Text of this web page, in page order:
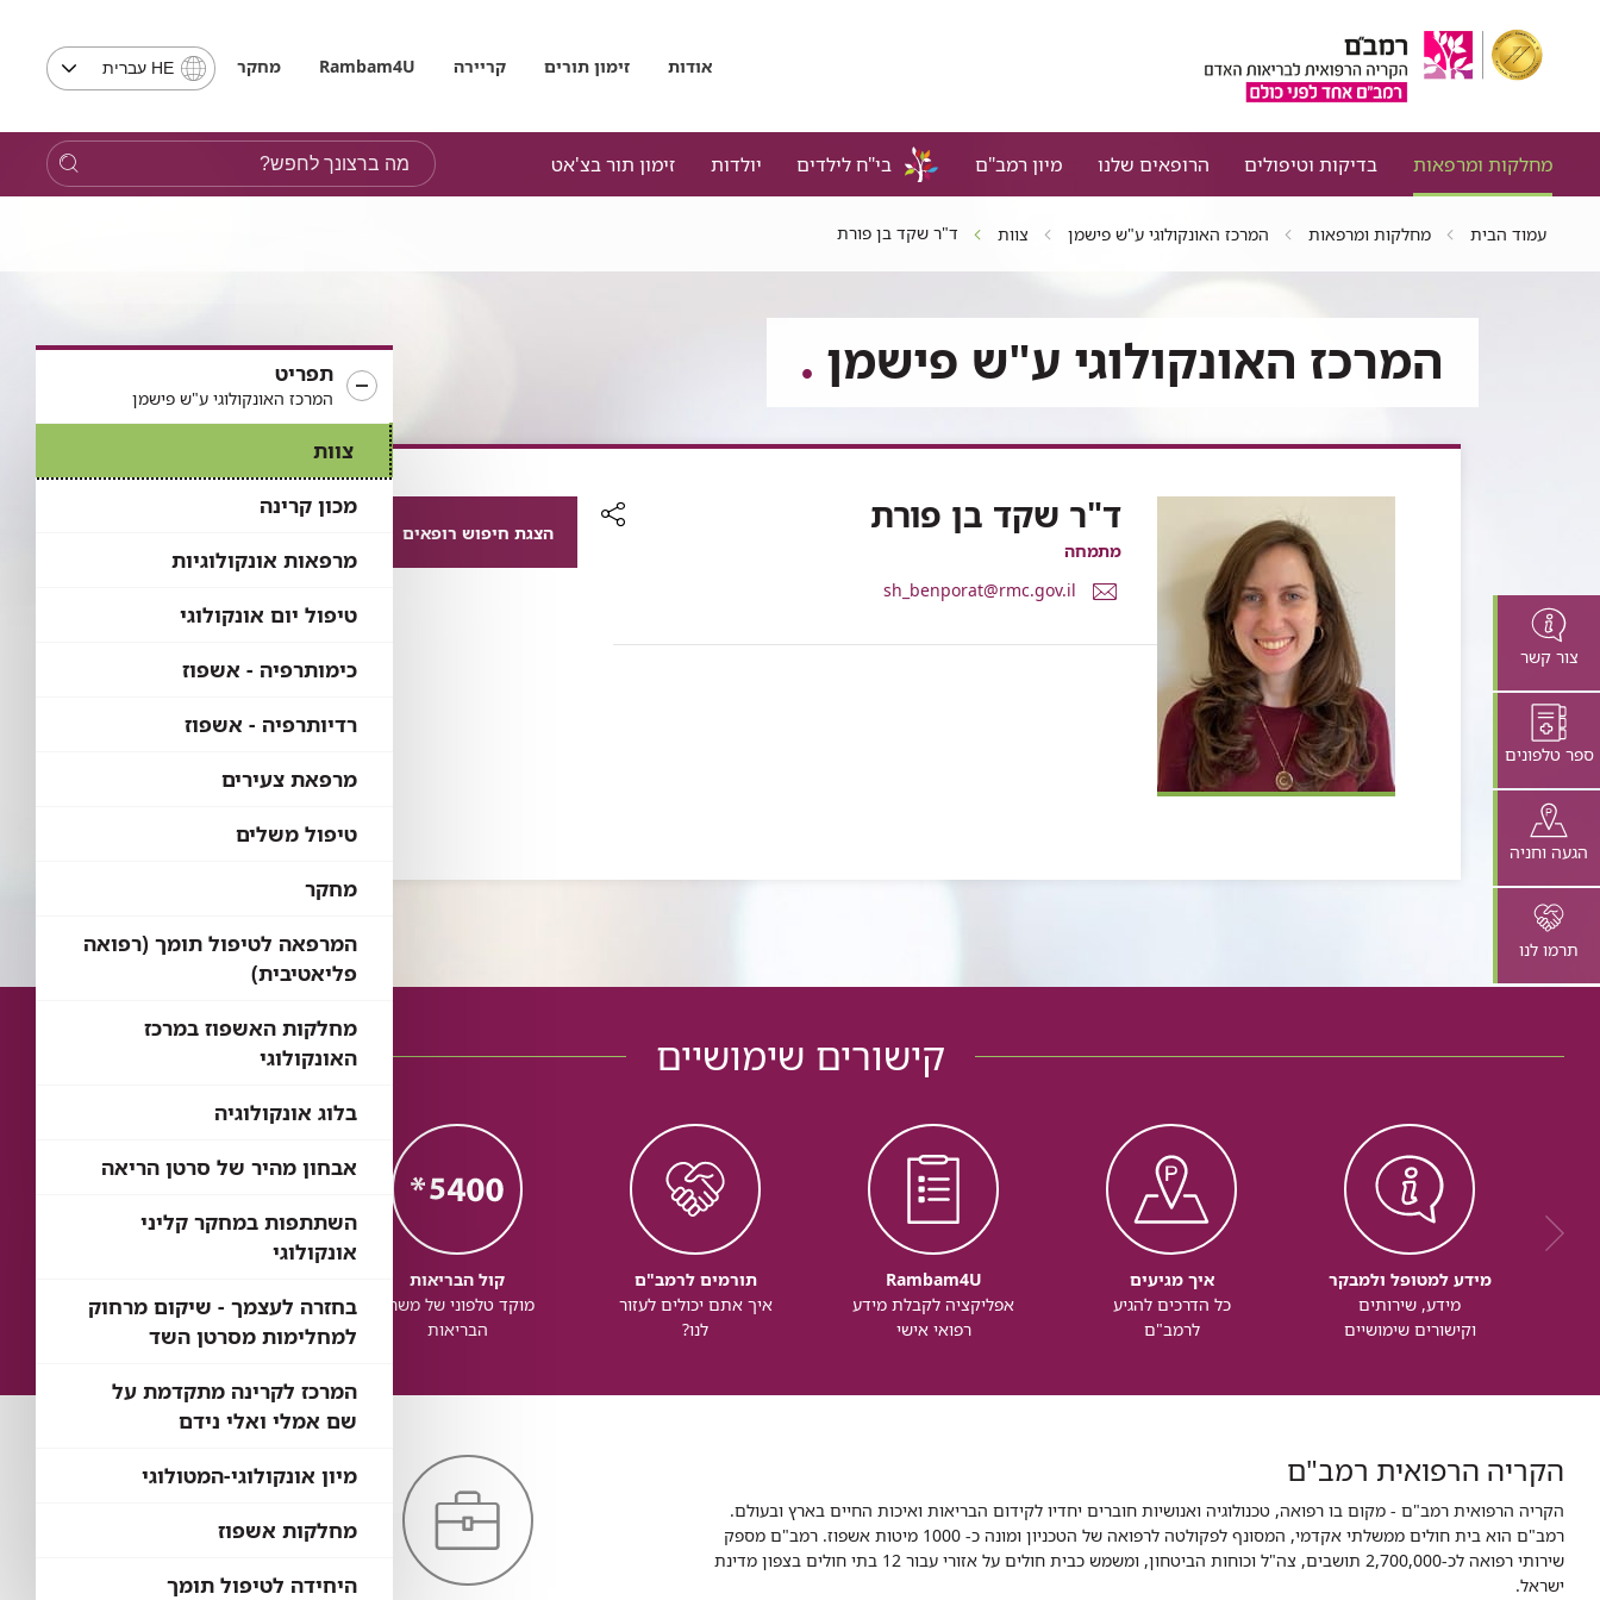
אודות זימון תורים קריירה Rambam4U מחקר
בחירת
שים
לב,
בבחירת
HE עברית
מחלקות ומרפאות בדיקות וטיפולים הרופאים שלנו מיון רמב"ם בי"ח לילדים יולדות זימון תור בצ'אט
מה
ברצונך
לחפש?
צור קשר
ספר טלפונים
הגעה וחניה
תרמו לנו
עמוד הבית מחלקות ומרפאות המרכז האונקולוגי ע"ש פישמן צוות ד"ר שקד בן פורת
תפריט
המרכז האונקולוגי ע"ש פישמן
צוות
מכון קרינה
מרפאות אונקולוגיות
טיפול יום אונקולוגי
כימותרפיה - אשפוז
רדיותרפיה - אשפוז
מרפאת צעירים
טיפול משלים
מחקר
המרפאה לטיפול תומך (רפואה
פליאטיבית)
מחלקות האשפוז במרכז
האונקולוגי
בלוג אונקולוגיה
אבחון מהיר של סרטן הריאה
השתתפות במחקר קליני
אונקולוגי
בחזרה לעצמך - שיקום מרחוק
למחלימות מסרטן השד
המרכז לקרינה מתקדמת על
שם אמלי ואלי נידם
מיון אונקולוגי-המטולוגי
מחלקות אשפוז
היחידה לטיפול תומך
המרכז האונקולוגי ע"ש פישמן
ד"ר שקד בן פורת
מתמחה
דואר
sh_benporat@rmc.gov.il
הצגת חיפוש רופאים
קישורים שימושיים
מידע למטופל ולמבקר
מידע, שירותים
וקישורים שימושיים
איך מגיעים
כל הדרכים להגיע
לרמב"ם
Rambam4U
אפליקציה לקבלת מידע
רפואי אישי
תורמים לרמב"ם
איך אתם יכולים לעזור
לנו?
קול הבריאות
מוקד טלפוני של משרד
הבריאות
בדיקת זכויות לשירותי
בריאות
הקריה הרפואית רמב"ם
הקריה הרפואית רמב"ם - מקום בו רפואה, טכנולוגיה ואנושיות חוברים יחדיו לקידום הבריאות ואיכות החיים בארץ ובעולם.
רמב"ם הוא בית חולים ממשלתי אקדמי, המסונף לפקולטה לרפואה של הטכניון ומונה כ- 1000 מיטות אשפוז. רמב"ם מספק
שירותי רפואה לכ-2,700,000 תושבים, צה"ל וכוחות הביטחון, ומשמש כבית חולים על אזורי עבור 12 בתי חולים בצפון מדינת
ישראל.